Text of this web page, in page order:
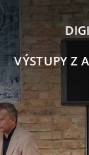
VÝSTUPY Z